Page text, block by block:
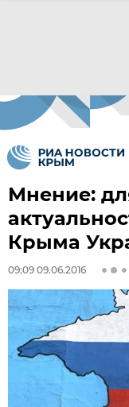
Мнение:
Крыма
09:09 09.06.2016